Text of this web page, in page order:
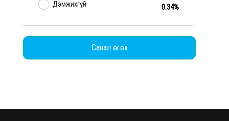
Дэмжихгүй 0.34%
Санал өгөх